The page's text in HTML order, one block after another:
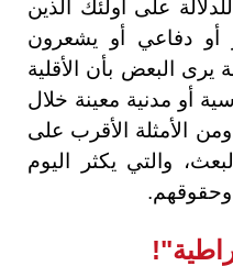
على أولئك الذين
دفاعي أو يشعرون
يرى البعض بأن الأقلية
أو مدنية معينة خلال
الأمثلة الأقرب على
والتي يكثر اليوم
وحقوقهم.